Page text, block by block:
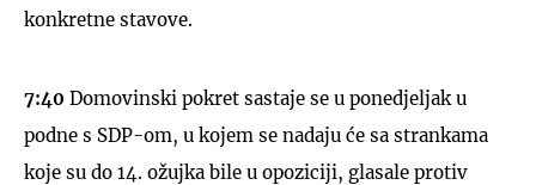
konkretne stavove.
7:40 Domovinski pokret sastaje se u ponedjeljak u
podne s SDP-om, u kojem se nadaju će sa strankama
koje su do 14. ožujka bile u opoziciji, glasale protiv